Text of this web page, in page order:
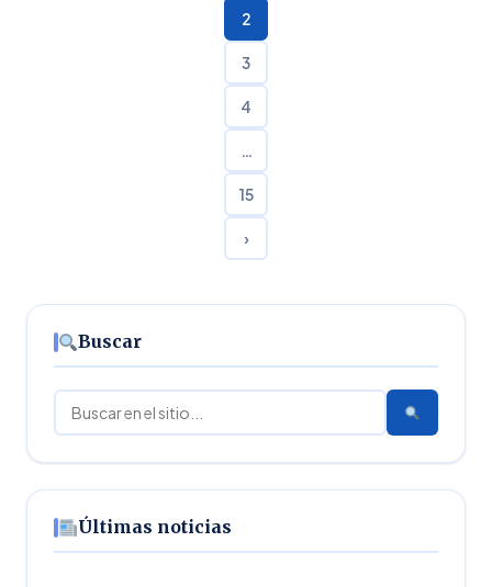
2
3
4
…
15
›
Buscar
Buscar
Últimas noticias